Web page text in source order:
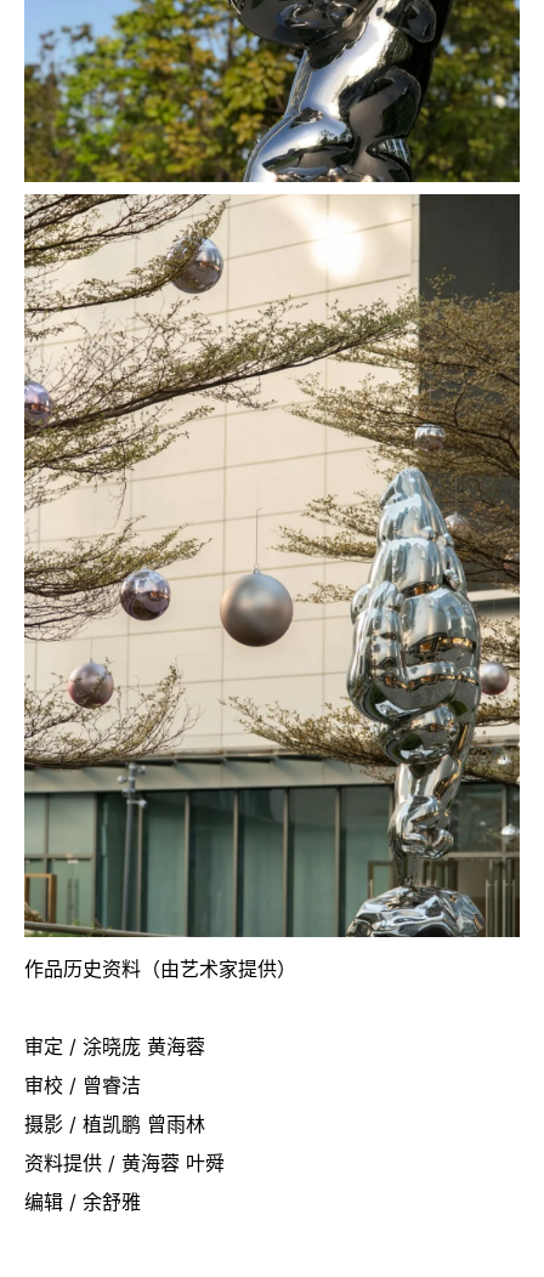
作品历史资料（由艺术家提供）
审定 / 涂晓庞 黄海蓉
审校 / 曾睿洁
摄影 / 植凯鹏 曾雨林
资料提供 / 黄海蓉 叶舜
编辑 / 余舒雅